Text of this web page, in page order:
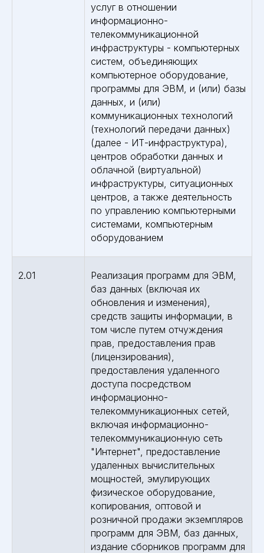
услуг в отношении
информационно-
телекоммуникационной
инфраструктуры - компьютерных
систем, объединяющих
компьютерное оборудование,
программы для ЭВМ, и (или) базы
данных, и (или)
коммуникационных технологий
(технологий передачи данных)
(далее - ИТ-инфраструктура),
центров обработки данных и
облачной (виртуальной)
инфраструктуры, ситуационных
центров, а также деятельность
по управлению компьютерными
системами, компьютерным
оборудованием
2.01
Реализация программ для ЭВМ,
баз данных (включая их
обновления и изменения),
средств защиты информации, в
том числе путем отчуждения
прав, предоставления прав
(лицензирования),
предоставления удаленного
доступа посредством
информационно-
телекоммуникационных сетей,
включая информационно-
телекоммуникационную сеть
"Интернет", предоставление
удаленных вычислительных
мощностей, эмулирующих
физическое оборудование,
копирования, оптовой и
розничной продажи экземпляров
программ для ЭВМ, баз данных,
издание сборников программ для